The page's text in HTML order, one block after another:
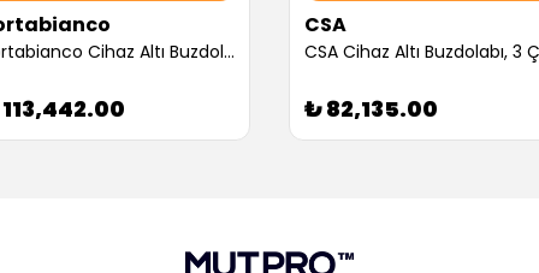
Portabianco Cihaz Altı Buzdolabı, 4 Kapılı (Servis Garantili)
CSA
₺ 82,135.00